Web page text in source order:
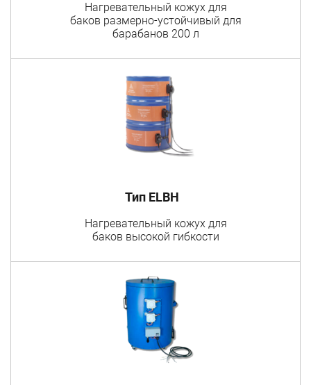
Нагревательный кожух для
баков размерно-устойчивый для
барабанов 200 л
Тип ELBH
Нагревательный кожух для
баков высокой гибкости